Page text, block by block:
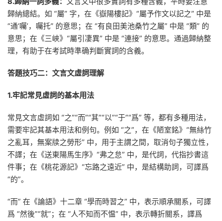
歸納總結。如 “屬” 字，在《嶽陽樓記》“屬予作文以記之” 中是
“通‘囑’，囑托” 的意思；在 “有良田美池桑竹之屬” 中是 “類” 的
意思；在《三峽》“屬引凄異” 中是 “連接” 的意思。通過歸納整
理，有助于在考試時準确判斷實詞的含義。
答題技巧二：文言文虛詞理解
1.牢記常見虛詞的基本用法
常見文言虛詞如 “之”“而”“其”“以”“于”“爲” 等，都有多種用法，
需要牢記其基本用法和例句。例如 “之”，在《陋室銘》“無絲竹
之亂耳，無案牍之勞形” 中，用于主謂之間，取消句子獨立性，
不譯；在《送東陽馬生序》“弗之怠” 中，是代詞，代指抄書這
件事；在《桃花源記》“忘路之遠近” 中，是結構助詞，可譯爲
“的”。
“而” 在《論語》十二章 “學而時習之” 中，表示順承關系，可譯
爲 “然後”“就”；在 “人不知而不愠” 中，表示轉折關系，譯爲